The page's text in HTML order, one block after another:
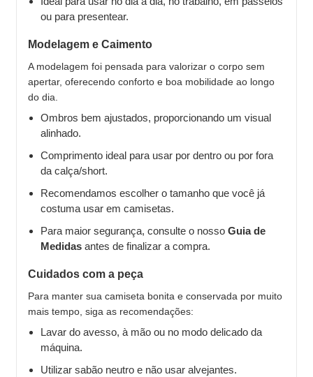
ou para presentear.
Modelagem e Caimento
A modelagem foi pensada para valorizar o corpo sem
apertar, oferecendo conforto e boa mobilidade ao longo
do dia.
Ombros bem ajustados, proporcionando um visual
alinhado.
Comprimento ideal para usar por dentro ou por fora
da calça/short.
Recomendamos escolher o tamanho que você já
costuma usar em camisetas.
Para maior segurança, consulte o nosso Guia de
Medidas antes de finalizar a compra.
Cuidados com a peça
Para manter sua camiseta bonita e conservada por muito
mais tempo, siga as recomendações:
Lavar do avesso, à mão ou no modo delicado da
máquina.
Utilizar sabão neutro e não usar alvejantes.